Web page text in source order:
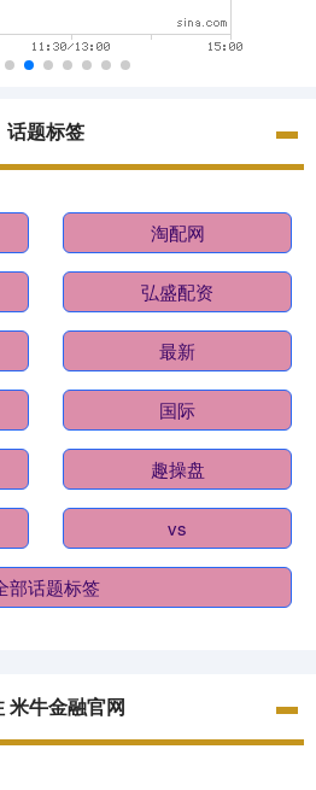
话题标签
淘配网
弘盛配资
最新
国际
趣操盘
vs
部话题标签
米牛金融官网